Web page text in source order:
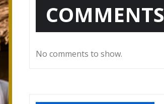
COMMENTS
No comments to show.